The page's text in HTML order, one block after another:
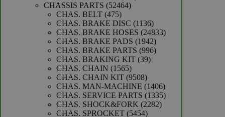
CHASSIS PARTS 5246452464
CHAS. BELT 475475
producten
CHAS. BRAKE DISC 11361136
producten
CHAS. BRAKE HOSES 2483324833
CHAS. BRAKE PADS 19421942
producten
CHAS. BRAKE PARTS 996996
CHAS. BRAKING KIT 3939
CHAS. CHAIN 15651565
producten
CHAS. CHAIN KIT 95089508
producten
CHAS. MAN-MACHINE 14061406
producten
CHAS. SERVICE PARTS 13351335
CHAS. SHOCK&FORK 22822282
CHAS. SPROCKET 54545454